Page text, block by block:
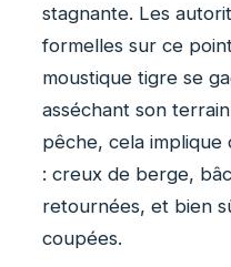
stagnante. Les
formelles sur ce
moustique tigre se
asséchant son
pêche, cela
: creux de berge,
retournées, et bien
coupées.